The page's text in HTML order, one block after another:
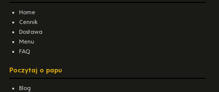
Home
Cennik
Dostawa
Menu
FAQ
Poczytaj o papu
Blog